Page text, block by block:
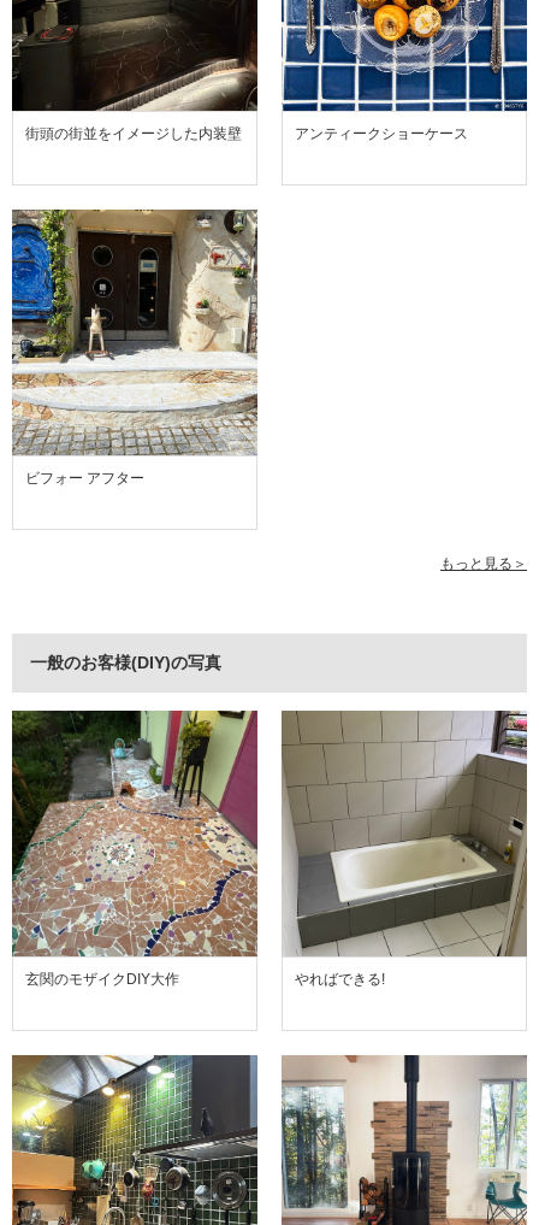
街頭の街並をイメージした内装壁 アンティークショーケース
ビフォー アフター
もっと見る＞
一般のお客様(DIY)の写真
玄関のモザイクDIY大作 やればできる!